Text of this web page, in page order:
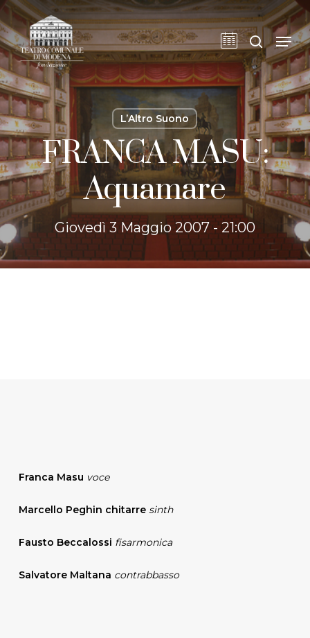
Skip
to
main
content
cerca
L’Altro Suono
FRANCA MASU:
Aquamare
Giovedì 3 Maggio 2007 - 21:00
Franca Masu voce
Marcello Peghin chitarre sinth
Fausto Beccalossi fisarmonica
Salvatore Maltana contrabbasso